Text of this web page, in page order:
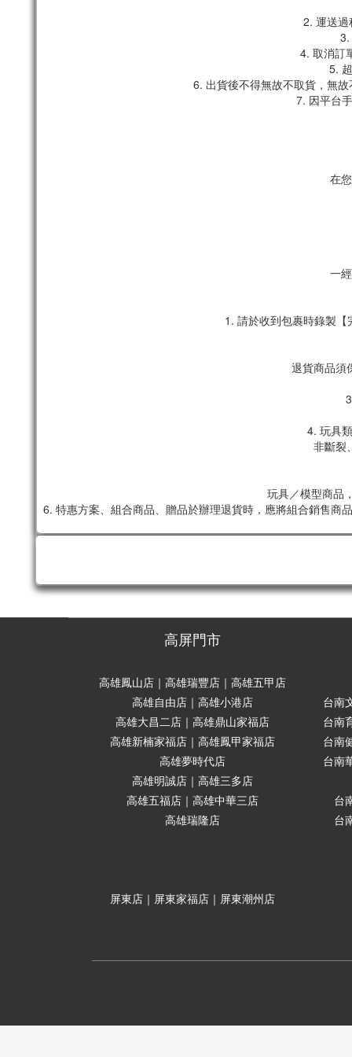
2. 運送過
3.
4. 取消訂
5.
6. 出貨後不得無故不取貨，無
7. 因平台
在
一
1. 請於收到包裹時錄製
退貨商品須
4. 玩具
非斷裂
玩具／模型商品
6. 特惠方案、組合商品、贈品於辦理退貨時，應將組合銷售商
高屏門市
高雄鳳山店｜高雄瑞豐店｜高雄五甲店
高雄自由店｜高雄小港店
高雄大昌二店｜高雄鼎山家福店
高雄新楠家福店｜高雄鳳甲家福店
高雄夢時代店
高雄明誠店｜高雄三多店
高雄五福店｜高雄中華三店
高雄瑞隆店
屏東店｜屏東家福店｜屏東潮州店
台南
台南
台南
台南
台
台